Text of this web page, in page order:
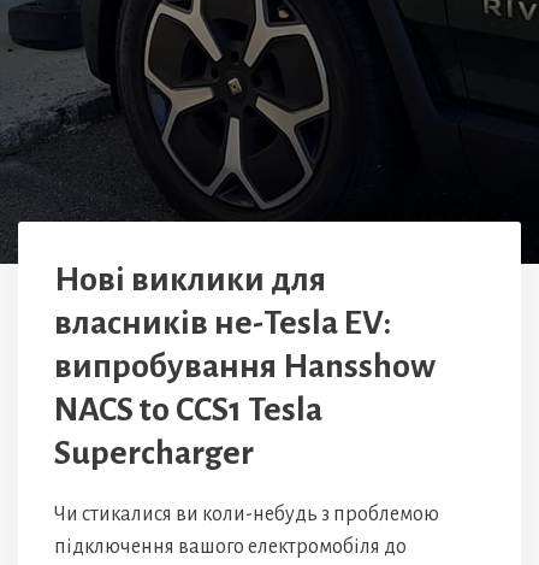
Нові виклики для
власників не-Tesla EV:
випробування Hansshow
NACS to CCS1 Tesla
Supercharger
Чи стикалися ви коли-небудь з проблемою
підключення вашого електромобіля до